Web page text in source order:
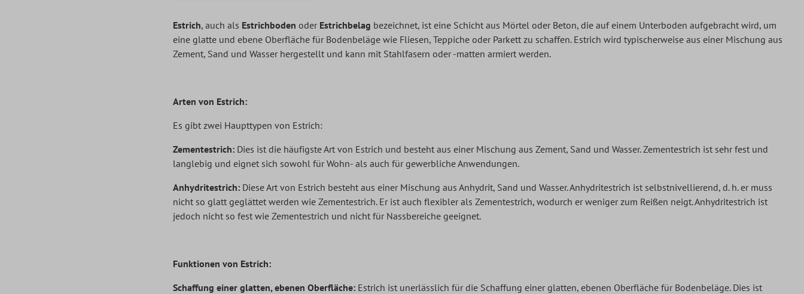
Estrich, auch als Estrichboden oder Estrichbelag bezeichnet, ist eine Schicht aus Mörtel oder Beton, die auf einem Unterboden aufgebracht wird, um
eine glatte und ebene Oberfläche für Bodenbeläge wie Fliesen, Teppiche oder Parkett zu schaffen. Estrich wird typischerweise aus einer Mischung aus
Zement, Sand und Wasser hergestellt und kann mit Stahlfasern oder -matten armiert werden.
Arten von Estrich:
Es gibt zwei Haupttypen von Estrich:
Zementestrich:Dies ist die häufigste Art von Estrich und besteht aus einer Mischung aus Zement, Sand und Wasser. Zementestrich ist sehr fest und
langlebig und eignet sich sowohl für Wohn- als auch für gewerbliche Anwendungen.
Anhydritestrich:Diese Art von Estrich besteht aus einer Mischung aus Anhydrit, Sand und Wasser. Anhydritestrich ist selbstnivellierend, d. h. er muss
nicht so glatt geglättet werden wie Zementestrich. Er ist auch flexibler als Zementestrich, wodurch er weniger zum Reißen neigt. Anhydritestrich ist
jedoch nicht so fest wie Zementestrich und nicht für Nassbereiche geeignet.
Funktionen von Estrich:
Schaffung einer glatten, ebenen Oberfläche:Estrich ist unerlässlich für die Schaffung einer glatten, ebenen Oberfläche für Bodenbeläge. Dies ist